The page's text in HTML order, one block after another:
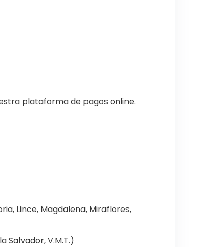
plataforma de pagos online.
Lince, Magdalena, Miraflores,
Salvador, V.M.T.)